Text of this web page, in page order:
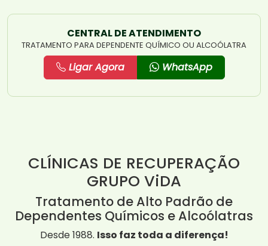
CENTRAL DE ATENDIMENTO
TRATAMENTO PARA DEPENDENTE QUÍMICO OU ALCOÓLATRA
Ligar Agora WhatsApp
CLÍNICAS DE RECUPERAÇÃO
GRUPO ViDA
Tratamento de Alto Padrão de
Dependentes Químicos e Alcoólatras
Desde 1988. Isso faz toda a diferença!